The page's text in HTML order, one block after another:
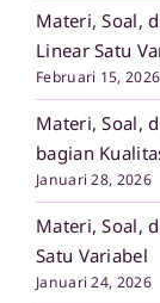
Materi, Soal,
Linear Satu
Februari 15, 2026
Materi, Soal,
bagian
Januari 28, 2026
Materi, Soal,
Satu Variabel
Januari 24, 2026